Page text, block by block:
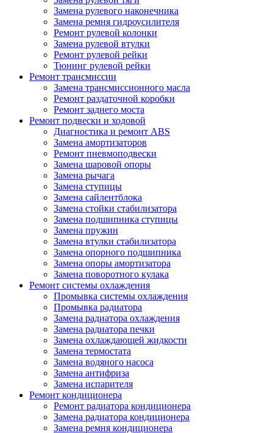
Замена рулевого наконечника
Замена ремня гидроусилителя
Ремонт рулевой колонки
Замена рулевой втулки
Ремонт рулевой рейки
Тюнинг рулевой рейки
Ремонт трансмиссии
Замена трансмиссионного масла
Ремонт раздаточной коробки
Ремонт заднего моста
Ремонт подвески и ходовой
Диагностика и ремонт ABS
Замена амортизаторов
Ремонт пневмоподвески
Замена шаровой опоры
Замена рычага
Замена ступицы
Замена сайлентблока
Замена стойки стабилизатора
Замена подшипника ступицы
Замена пружин
Замена втулки стабилизатора
Замена опорного подшипника
Замена опоры амортизатора
Замена поворотного кулака
Ремонт системы охлаждения
Промывка системы охлаждения
Промывка радиатора
Замена радиатора охлаждения
Замена радиатора печки
Замена охлаждающей жидкости
Замена термостата
Замена водяного насоса
Замена антифриза
Замена испарителя
Ремонт кондиционера
Ремонт радиатора кондиционера
Замена радиатора кондиционера
Замена ремня кондиционера